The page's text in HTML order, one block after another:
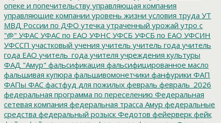
опеке и попечительству управляющая компания
управляющие компании уровень жизни условия труда УТ
МВД России по ДФО утечка утраченный урожай утро с
"@" УФАС УФАС по ЕАО УФНС УФСБ УФСБ по ЕАО УФСИН
УФССП участковый учения учитель учитель года учитель
года ЕАО учитель_года учителя учреждения культуры
ФАД "Амур" фальсификация фальсифицированное масло
фальшивая купюра фальшивомонетчики фанфурики ФАП
ФАПы ФАС фастфуд для пожилых февраль февраль_2026
федеральная программа по переселению Федеральная
сетевая компания федеральная трасса Амур федеральные
средства федеральный розыск Федотов фейерверк фейк